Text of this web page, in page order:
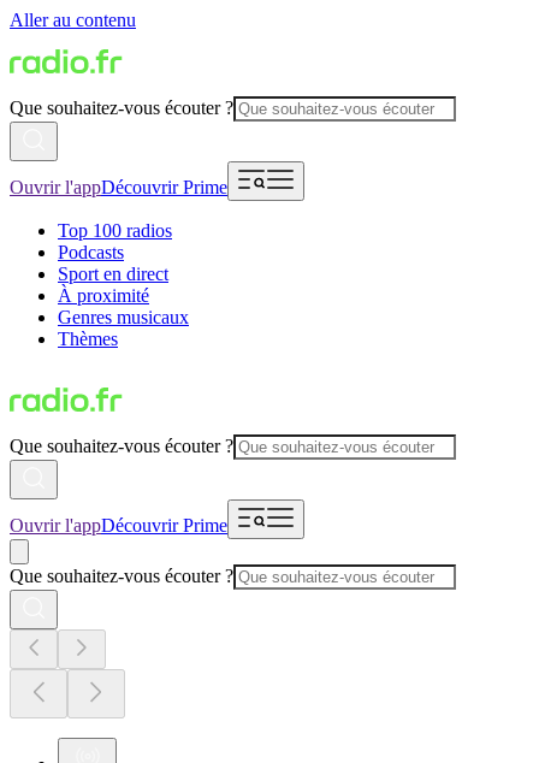
Aller au contenu
Que souhaitez-vous écouter ?
Ouvrir l'appDécouvrir Prime
Top 100 radios
Podcasts
Sport en direct
À proximité
Genres musicaux
Thèmes
Que souhaitez-vous écouter ?
Ouvrir l'appDécouvrir Prime
Que souhaitez-vous écouter ?